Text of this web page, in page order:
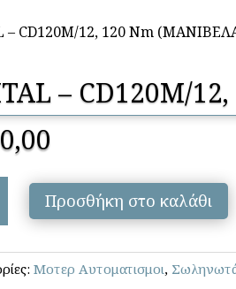
– CD120M/12, 120 Nm
– CD120M/
12,
Προσθήκη στο καλάθι
Μοτερ Αυτοματισμοι,